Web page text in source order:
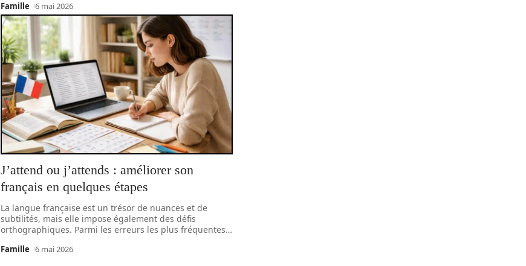
Famille 6 mai 2026
J’attend ou j’attends : améliorer son
français en quelques étapes
La langue française est un trésor de nuances et de
subtilités, mais elle impose également des défis
orthographiques. Parmi les erreurs les plus fréquentes…
Famille 6 mai 2026